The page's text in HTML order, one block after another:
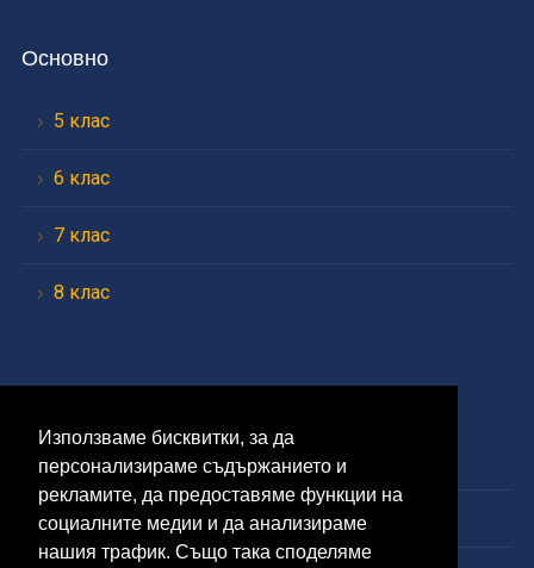
Използваме бисквитки, за да
персонализираме съдържанието и
рекламите, да предоставяме функции на
социалните медии и да анализираме
нашия трафик. Също така споделяме
Основно
5 клас
6 клас
7 клас
8 клас
9 клас
10 клас